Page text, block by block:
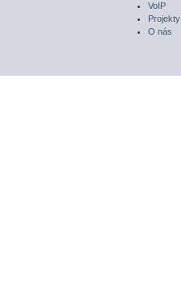
VoIP
Projekty
O nás